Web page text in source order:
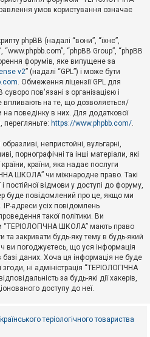
умов користування означає
phpBB (надалі “вони”, “їхнє”,
“phpBB Group”, “phpBB
форумів, яке випущене за
v2” (надалі “GPL”) і може бути
. Обмеження ліцензії GPL для
пов'язані з організацією і
впливають на те, що дозволяється/
на поведінку в них. Для додаткової
перегляньте: https://www.phpbb.com/.
непристойні, вульгарні,
порнографічні та інші матеріали, які
країни, яка надає послуги
ШКОЛА” чи міжнародне право. Такі
постійної відмови у доступі до форуму,
буде повідомлений про це, якщо ми
адреси усіх повідомлень
такої політики. Ви
“ТЕРІОЛОГІЧНА ШКОЛА” мають право
та закривати будь-яку тему в будь-який
ви погоджуєтесь, що уся інформація
даних. Хоча ця інформація не буде
ні адміністрація “ТЕРІОЛОГІЧНА
за будь-які дії хакерів,
доступу до неї.
теріологічного товариства